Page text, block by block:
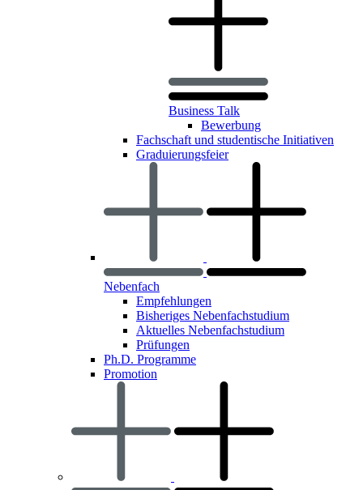
Business Talk
Bewerbung
Fachschaft und studentische Initiativen
Graduierungsfeier
Nebenfach
Empfehlungen
Bisheriges Nebenfachstudium
Aktuelles Nebenfachstudium
Prüfungen
Ph.D. Programme
Promotion